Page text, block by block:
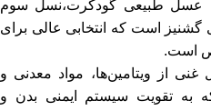
عسل طبیعی گودکرت،نسل سوم
است که انتخابی عالی برای
است.
از ویتامین‌ها، مواد معدنی و
به تقویت سیستم ایمنی بدن و